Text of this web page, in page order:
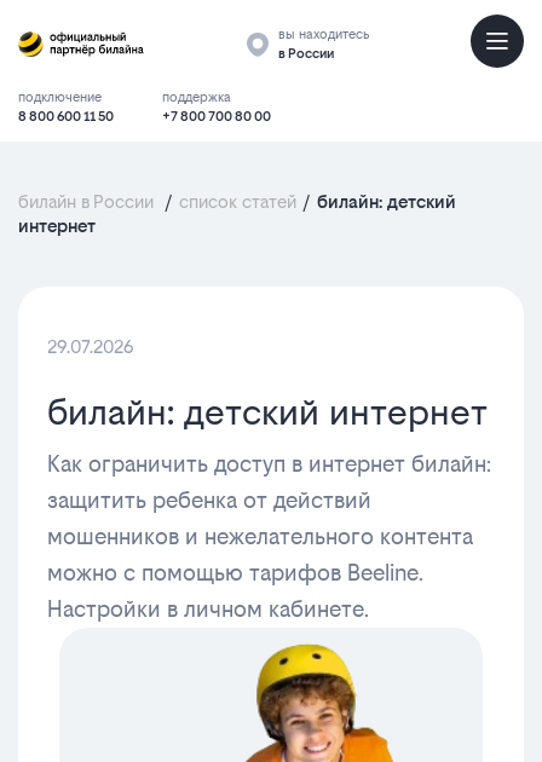
вы находитесь
в России
подключение
8 800 600 11 50
поддержка
+7 800 700 80 00
билайн в России / список статей / билайн: детский
интернет
29.07.2026
билайн: детский интернет
Как ограничить доступ в интернет билайн:
защитить ребенка от действий
мошенников и нежелательного контента
можно с помощью тарифов Beeline.
Настройки в личном кабинете.